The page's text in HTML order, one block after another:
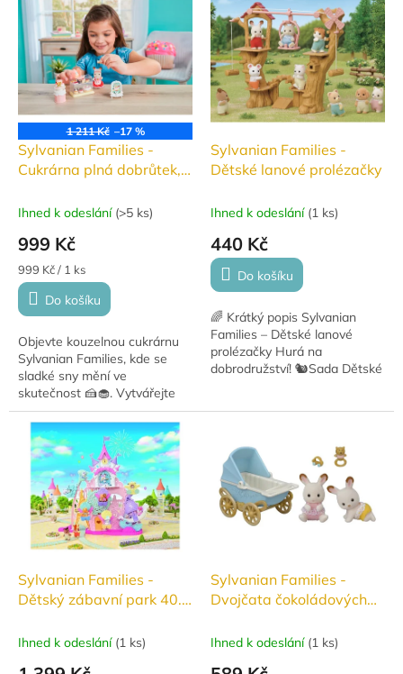
1 211 Kč –17 %
Sylvanian Families -
Cukrárna plná dobrůtek,
Ihned k odeslání (>5 ks)
999 Kč
Měrná
cena:
999 Kč / 1 ks
Do košíku
Objevte kouzelnou cukrárnu
Sylvanian Families, kde se
sladké sny mění ve
skutečnost 🍰🧁. Vytvářejte
více než 100 kombinací
dortíků a sladkostí s
autentickými doplňky a
proměňte...
Sylvanian Families -
Dětské lanové prolézačky
Ihned k odeslání (1 ks)
440 Kč
Do košíku
🌈 Krátký popis Sylvanian
Families – Dětské lanové
prolézačky Hurá na
dobrodružství! 🐿️Sada Dětské
Sylvanian Families -
Dětský zábavní park 40.
Ihned k odeslání (1 ks)
Sylvanian Families -
Dvojčata čokoládových
#5432
Ihned k odeslání (1 ks)